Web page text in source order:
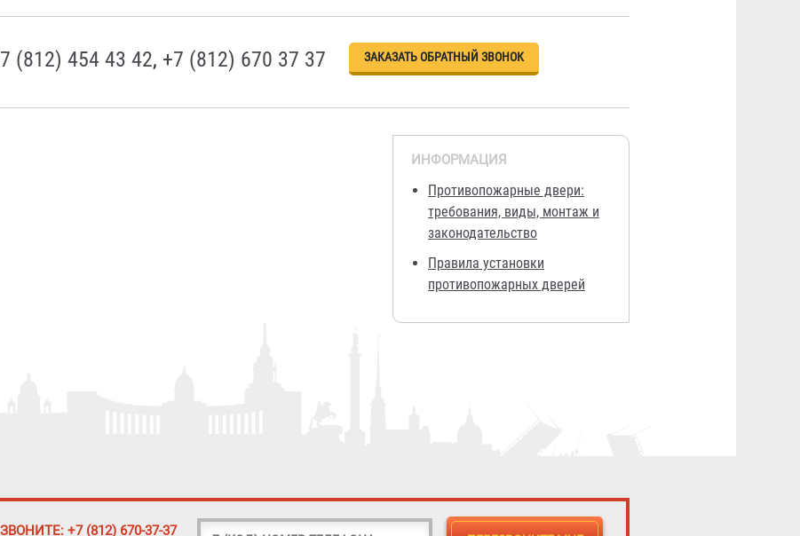
(812) 454 43 42, +7 (812) 670 37 37 ЗАКАЗАТЬ ОБРАТНЫЙ ЗВОНОК
ИНФОРМАЦИЯ
Противопожарные двери:
требования, виды, монтаж и
законодательство
Правила установки
противопожарных дверей
ЗВОНИТЕ: +7 (812) 670-37-37